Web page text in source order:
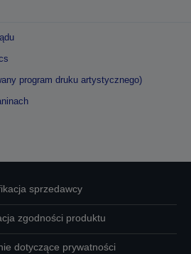
program druku artystycznego)
sprzedawcy
zgodności produktu
dotyczące prywatności